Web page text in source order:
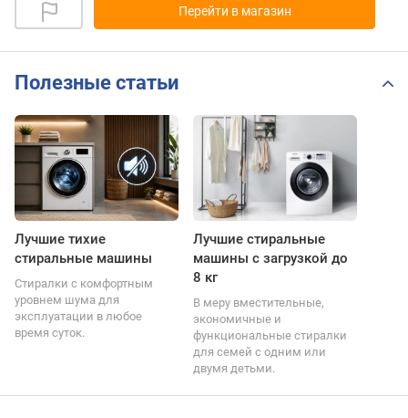
Перейти в магазин
Полезные статьи
Лучшие тихие
стиральные машины
Стиралки с комфортным
уровнем шума для
эксплуатации в любое
время суток.
Лучшие стиральные
машины с загрузкой до
8 кг
В меру вместительные,
экономичные и
функциональные стиралки
для семей с одним или
двумя детьми.